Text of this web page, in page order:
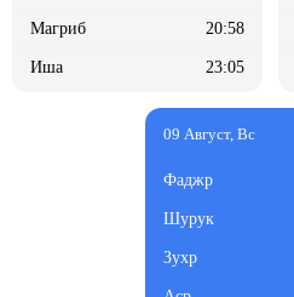
20:58
23:05